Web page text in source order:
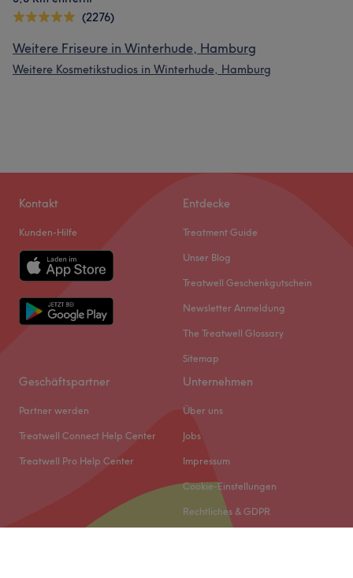
(2276)
Weitere Friseure in Winterhude, Hamburg
Weitere Kosmetikstudios in Winterhude, Hamburg
Kontakt
Kunden-Hilfe
Entdecke
Treatment Guide
Unser Blog
Treatwell Geschenkgutschein
Newsletter Anmeldung
The Treatwell Glossary
Sitemap
Geschäftspartner
Partner werden
Treatwell Connect Help Center
Treatwell Pro Help Center
Unternehmen
Über uns
Jobs
Impressum
Cookie-Einstellungen
Rechtliches & GDPR